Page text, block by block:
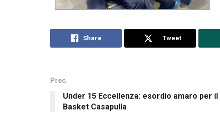
Share Tweet
Prec.
Under 15 Eccellenza: esordio amaro per il
Basket Casapulla